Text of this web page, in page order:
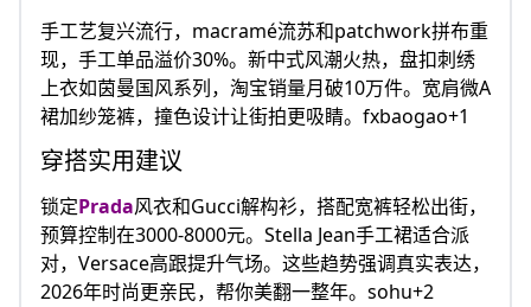
手工艺复兴流行，macramé流苏和patchwork拼布重
现，手工单品溢价30%。新中式风潮火热，盘扣刺绣
上衣如茵曼国风系列，淘宝销量月破10万件。宽肩微A
裙加纱笼裤，撞色设计让街拍更吸睛。fxbaogao+1
穿搭实用建议
锁定Prada风衣和Gucci解构衫，搭配宽裤轻松出街，
预算控制在3000-8000元。Stella Jean手工裙适合派
对，Versace高跟提升气场。这些趋势强调真实表达，
2026年时尚更亲民，帮你美翻一整年。sohu+2